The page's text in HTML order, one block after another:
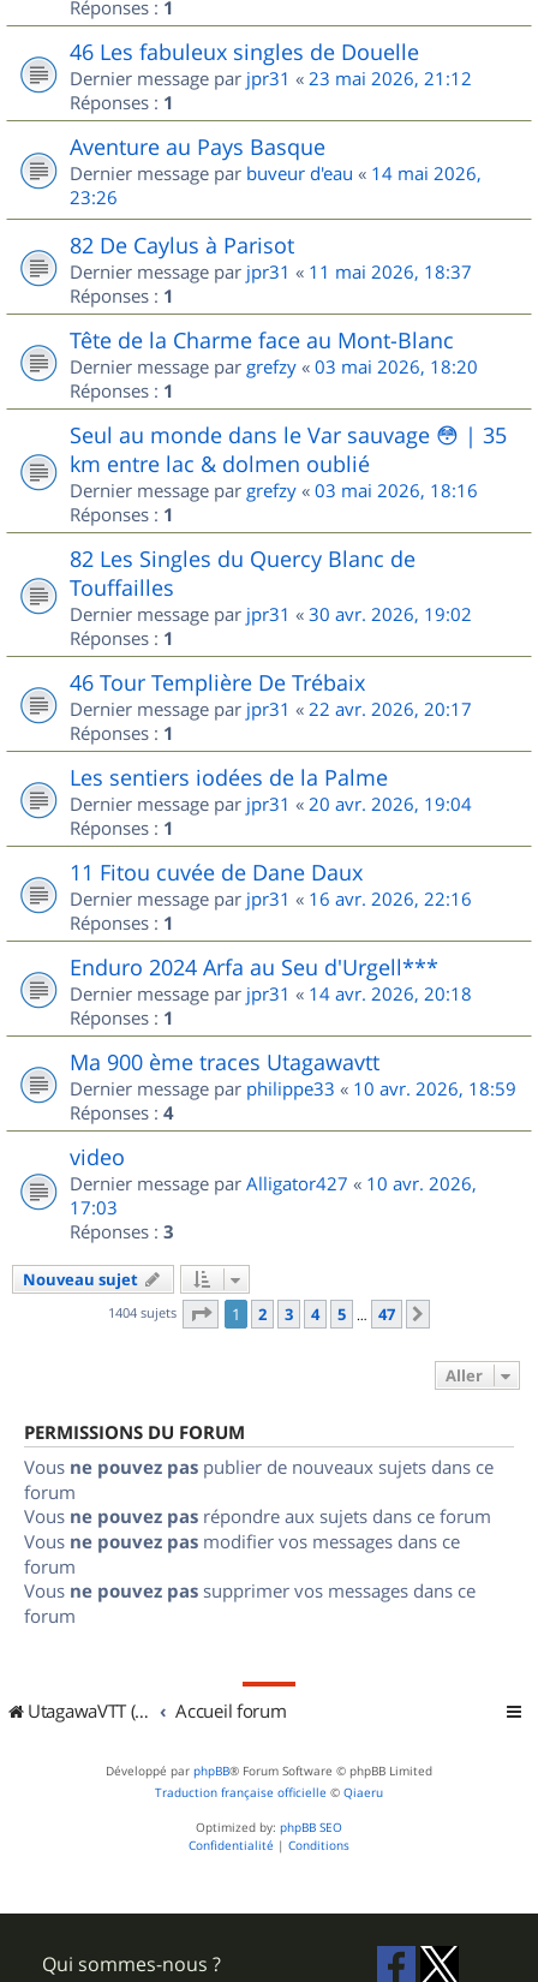
Réponses : 1
46 Les fabuleux singles de Douelle
Dernier message par jpr31 « 23 mai 2026, 21:12
Réponses : 1
Aventure au Pays Basque
Dernier message par buveur d'eau « 14 mai 2026,
23:26
82 De Caylus à Parisot
Dernier message par jpr31 « 11 mai 2026, 18:37
Réponses : 1
Tête de la Charme face au Mont-Blanc
Dernier message par grefzy « 03 mai 2026, 18:20
Réponses : 1
Seul au monde dans le Var sauvage 😳 | 35
km entre lac & dolmen oublié
Dernier message par grefzy « 03 mai 2026, 18:16
Réponses : 1
82 Les Singles du Quercy Blanc de
Touffailles
Dernier message par jpr31 « 30 avr. 2026, 19:02
Réponses : 1
46 Tour Templière De Trébaix
Dernier message par jpr31 « 22 avr. 2026, 20:17
Réponses : 1
Les sentiers iodées de la Palme
Dernier message par jpr31 « 20 avr. 2026, 19:04
Réponses : 1
11 Fitou cuvée de Dane Daux
Dernier message par jpr31 « 16 avr. 2026, 22:16
Réponses : 1
Enduro 2024 Arfa au Seu d'Urgell***
Dernier message par jpr31 « 14 avr. 2026, 20:18
Réponses : 1
Ma 900 ème traces Utagawavtt
Dernier message par philippe33 « 10 avr. 2026, 18:59
Réponses : 4
video
Dernier message par Alligator427 « 10 avr. 2026,
17:03
Réponses : 3
Nouveau sujet
1404 sujets Page 1sur
1 2 3 4 5 … 47
Aller
PERMISSIONS DU FORUM
Vous ne pouvez pas publier de nouveaux sujets dans ce
forum
Vous ne pouvez pas répondre aux sujets dans ce forum
Vous ne pouvez pas modifier vos messages dans ce
forum
Vous ne pouvez pas supprimer vos messages dans ce
forum
UtagawaVTT (Randos VTT et VTTAE avec traces GPS) Accueil forum
Développé par phpBB® Forum Software © phpBB Limited
Traduction française officielle © Qiaeru
Optimized by: phpBB SEO
Confidentialité | Conditions
Qui sommes-nous ?